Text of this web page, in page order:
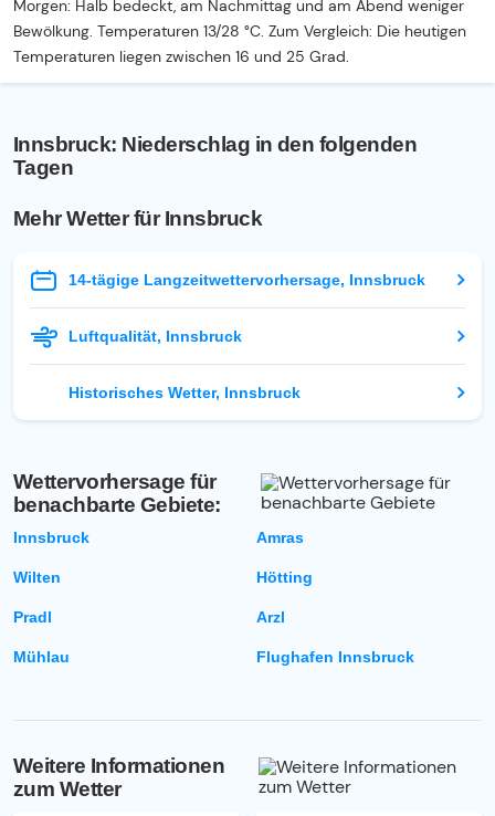
Morgen: Halb bedeckt, am Nachmittag und am Abend weniger
Bewölkung. Temperaturen 13/28 °C. Zum Vergleich: Die heutigen
Temperaturen liegen zwischen 16 und 25 Grad.
Innsbruck: Niederschlag in den folgenden
Tagen
Mehr Wetter für Innsbruck
14-tägige Langzeitwettervorhersage, Innsbruck
Luftqualität, Innsbruck
Historisches Wetter, Innsbruck
Wettervorhersage für
benachbarte Gebiete:
Innsbruck
Wilten
Pradl
Mühlau
Amras
Hötting
Arzl
Flughafen Innsbruck
Weitere Informationen
zum Wetter